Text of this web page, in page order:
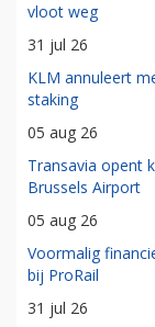
vloot weg
31 jul 26
KLM annuleert
staking
05 aug 26
Transavia opent
Brussels Airport
05 aug 26
Voormalig
bij ProRail
31 jul 26